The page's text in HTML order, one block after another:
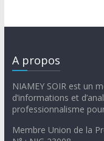
A propos
NIAMEY SOIR est un
d’informations et
professionnalisme
Membre Union de la